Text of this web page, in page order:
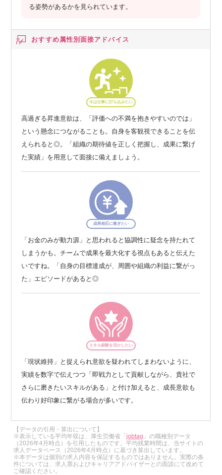
る姿勢があるかを見られています。
おすすめ属性別面接アドバイス
今は仕事に打ち込みたい
高過ぎる昇進意欲は、「評価への不満を抱きやすいのでは」
という懸念につながることも。自身を客観視できることを伝
えられると◎。「組織の期待値を正しく把握し、成果に繋げ
た実績」を用意して面接に備えましょう。
成果相応に稼ぎたい
「お金のみが動力源」と思われると協調性に疑念を持たれて
しまうかも。チームで成果を最大化する視点もあると伝えた
いですね。「自身の目標達成が、周囲や組織の利益に繋がっ
た」エピソードがあると◎
スキル経験を活かしたい
「現状維持」と捉えられ意欲を疑われてしまわないように、
実績を数字で伝えつつ「即戦力として貢献しながら、貴社で
さらに磨きたいスキルがある」と付け加えると、成長意欲も
伝わり好印象に繋がる場合が多いです。
【データの引用・算出について】
※表示している平均年収は、厚生労働省「jobtag 」の職種別データ
（2026年4月時点）を引用したものです。平均残業時間は、当サイトの
求人データベース（2026年4月時点）に基づき算出しています。
※本データは個別の求人内容を保証するものではありません。実際の条
件については、求人票およびキャリアアドバイザーとの面談にて改めて
ご確認ください。